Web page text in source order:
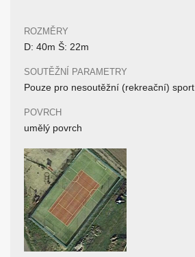
ROZMĚRY
D: 40m Š: 22m
SOUTĚŽNÍ PARAMETRY
Pouze pro nesoutěžní (rekreační) sport
POVRCH
umělý povrch